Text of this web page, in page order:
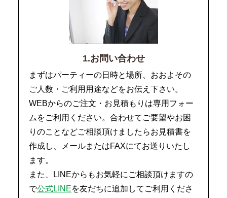
1.お問い合わせ
まずはパーティーの日時と場所、おおよその
ご人数・ご利用用途などをお伝え下さい。
WEBからのご注文・お見積もりは専用フォー
ムをご利用ください。合わせてご要望やお困
りのことなどご相談頂けましたらお見積書を
作成し、メールまたはFAXにてお送りいたし
ます。
また、LINEからもお気軽にご相談頂けますの
で公式LINEを友だちに追加してご利用くださ